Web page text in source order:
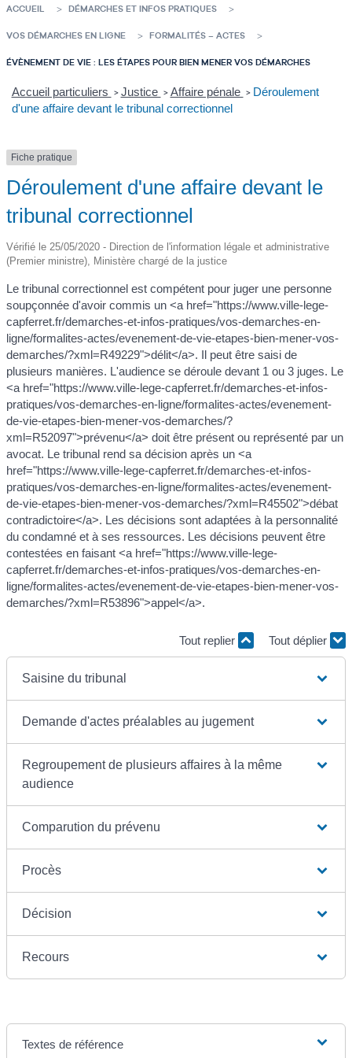
ACCUEIL DÉMARCHES ET INFOS PRATIQUES
VOS DÉMARCHES EN LIGNE FORMALITÉS – ACTES
ÉVÈNEMENT DE VIE : LES ÉTAPES POUR BIEN MENER VOS DÉMARCHES
Accueil particuliers > Justice > Affaire pénale > Déroulement
d'une affaire devant le tribunal correctionnel
Fiche pratique
Déroulement d'une affaire devant le
tribunal correctionnel
Vérifié le 25/05/2020 - Direction de l'information légale et administrative
(Premier ministre), Ministère chargé de la justice
Le tribunal correctionnel est compétent pour juger une personne
soupçonnée d'avoir commis un <a href="https://www.ville-lege-
capferret.fr/demarches-et-infos-pratiques/vos-demarches-en-
ligne/formalites-actes/evenement-de-vie-etapes-bien-mener-vos-
demarches/?xml=R49229">délit</a>. Il peut être saisi de
plusieurs manières. L'audience se déroule devant 1 ou 3 juges. Le
<a href="https://www.ville-lege-capferret.fr/demarches-et-infos-
pratiques/vos-demarches-en-ligne/formalites-actes/evenement-
de-vie-etapes-bien-mener-vos-demarches/?
xml=R52097">prévenu</a> doit être présent ou représenté par un
avocat. Le tribunal rend sa décision après un <a
href="https://www.ville-lege-capferret.fr/demarches-et-infos-
pratiques/vos-demarches-en-ligne/formalites-actes/evenement-
de-vie-etapes-bien-mener-vos-demarches/?xml=R45502">débat
contradictoire</a>. Les décisions sont adaptées à la personnalité
du condamné et à ses ressources. Les décisions peuvent être
contestées en faisant <a href="https://www.ville-lege-
capferret.fr/demarches-et-infos-pratiques/vos-demarches-en-
ligne/formalites-actes/evenement-de-vie-etapes-bien-mener-vos-
demarches/?xml=R53896">appel</a>.
Tout replier Tout déplier
Saisine du tribunal
Demande d'actes préalables au jugement
Regroupement de plusieurs affaires à la même
audience
Comparution du prévenu
Procès
Décision
Recours
Textes de référence